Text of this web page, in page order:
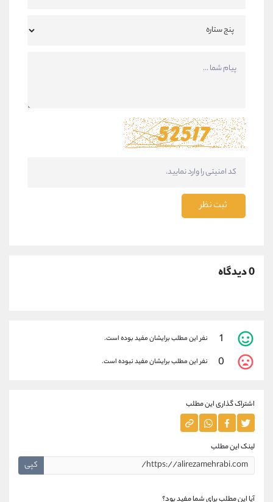
ثبت نظر
0 دیدگاه
1 نفر این مطلب برایشان مفید بوده است.
0 نفر این مطلب برایشان مفید نبوده است.
اشتراک گذاری این مطلب
لینک این مطلب
کپی
آیا این مطلب برای شما مفید بود؟